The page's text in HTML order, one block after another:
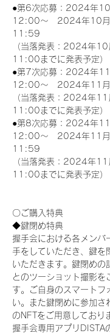
●第6次応募：2024年10
12:00～　2024年10月
11:59
（当落発表：2024年10
11:00までに発表予定）
●第7次応募：2024年11
12:00～　2024年11
（当落発表：2024年11
11:00までに発表予定）
●第8次応募：2024年11
12:00～　2024年11月
11:59
（当落発表：2024年11
11:00までに発表予定）
〇ご購入特典
◆鍵閉め特典
握手会における各メンバ
手をしていただき、鍵を
いただきます。鍵閉めの
とのツーショット撮影を
す。ご自身のスマートフ
い。また鍵閉めに参加さ
のNFTをご用意しており
握手会専用アプリDISTA